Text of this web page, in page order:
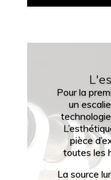
Pour la
un
pièce
toutes les
La source